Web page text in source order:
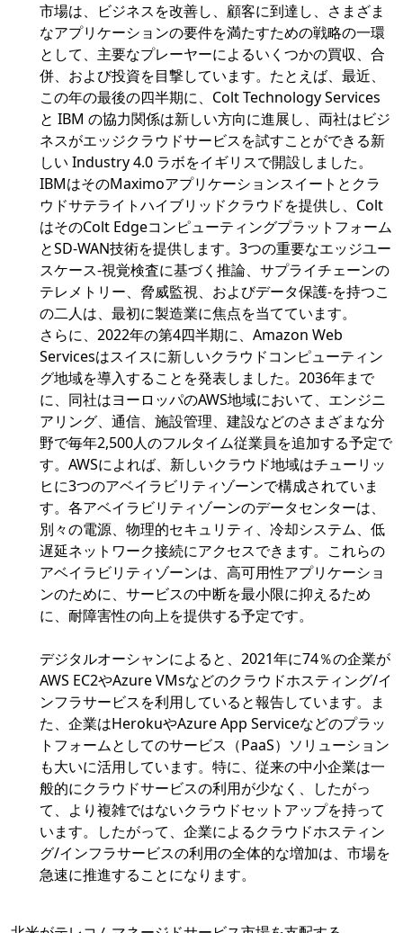
市場は、ビジネスを改善し、顧客に到達し、さまざま
なアプリケーションの要件を満たすための戦略の一環
として、主要なプレーヤーによるいくつかの買収、合
併、および投資を目撃しています。たとえば、最近、
この年の最後の四半期に、Colt Technology Services
と IBM の協力関係は新しい方向に進展し、両社はビジ
ネスがエッジクラウドサービスを試すことができる新
しい Industry 4.0 ラボをイギリスで開設しました。
IBMはそのMaximoアプリケーションスイートとクラ
ウドサテライトハイブリッドクラウドを提供し、Colt
はそのColt Edgeコンピューティングプラットフォーム
とSD-WAN技術を提供します。3つの重要なエッジユー
スケース-視覚検査に基づく推論、サプライチェーンの
テレメトリー、脅威監視、およびデータ保護-を持つこ
の二人は、最初に製造業に焦点を当てています。
さらに、2022年の第4四半期に、Amazon Web
Servicesはスイスに新しいクラウドコンピューティン
グ地域を導入することを発表しました。2036年まで
に、同社はヨーロッパのAWS地域において、エンジニ
アリング、通信、施設管理、建設などのさまざまな分
野で毎年2,500人のフルタイム従業員を追加する予定で
す。AWSによれば、新しいクラウド地域はチューリッ
ヒに3つのアベイラビリティゾーンで構成されていま
す。各アベイラビリティゾーンのデータセンターは、
別々の電源、物理的セキュリティ、冷却システム、低
遅延ネットワーク接続にアクセスできます。これらの
アベイラビリティゾーンは、高可用性アプリケーショ
ンのために、サービスの中断を最小限に抑えるため
に、耐障害性の向上を提供する予定です。
デジタルオーシャンによると、2021年に74％の企業が
AWS EC2やAzure VMsなどのクラウドホスティング/イ
ンフラサービスを利用していると報告しています。ま
た、企業はHerokuやAzure App Serviceなどのプラッ
トフォームとしてのサービス（PaaS）ソリューション
も大いに活用しています。特に、従来の中小企業は一
般的にクラウドサービスの利用が少なく、したがっ
て、より複雑ではないクラウドセットアップを持って
います。したがって、企業によるクラウドホスティン
グ/インフラサービスの利用の全体的な増加は、市場を
急速に推進することになります。